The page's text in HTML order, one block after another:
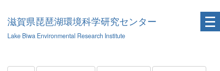
滋賀県琵琶湖環境科学研究センター
Lake Biwa Environmental Research Institute